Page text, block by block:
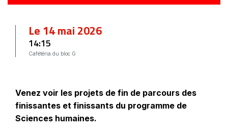
Le 14 mai 2026
14:15
Cafétéria du bloc G
Venez voir les projets de fin de parcours des
finissantes et finissants du programme de
Sciences humaines.